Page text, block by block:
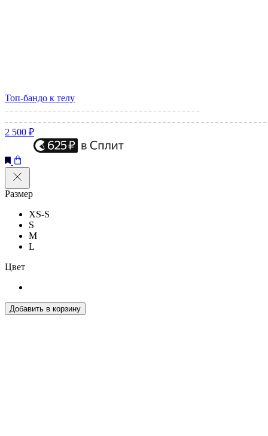
Топ-бандо к телу
2 500 ₽
Размер
XS-S
S
M
L
Цвет
Добавить в корзину